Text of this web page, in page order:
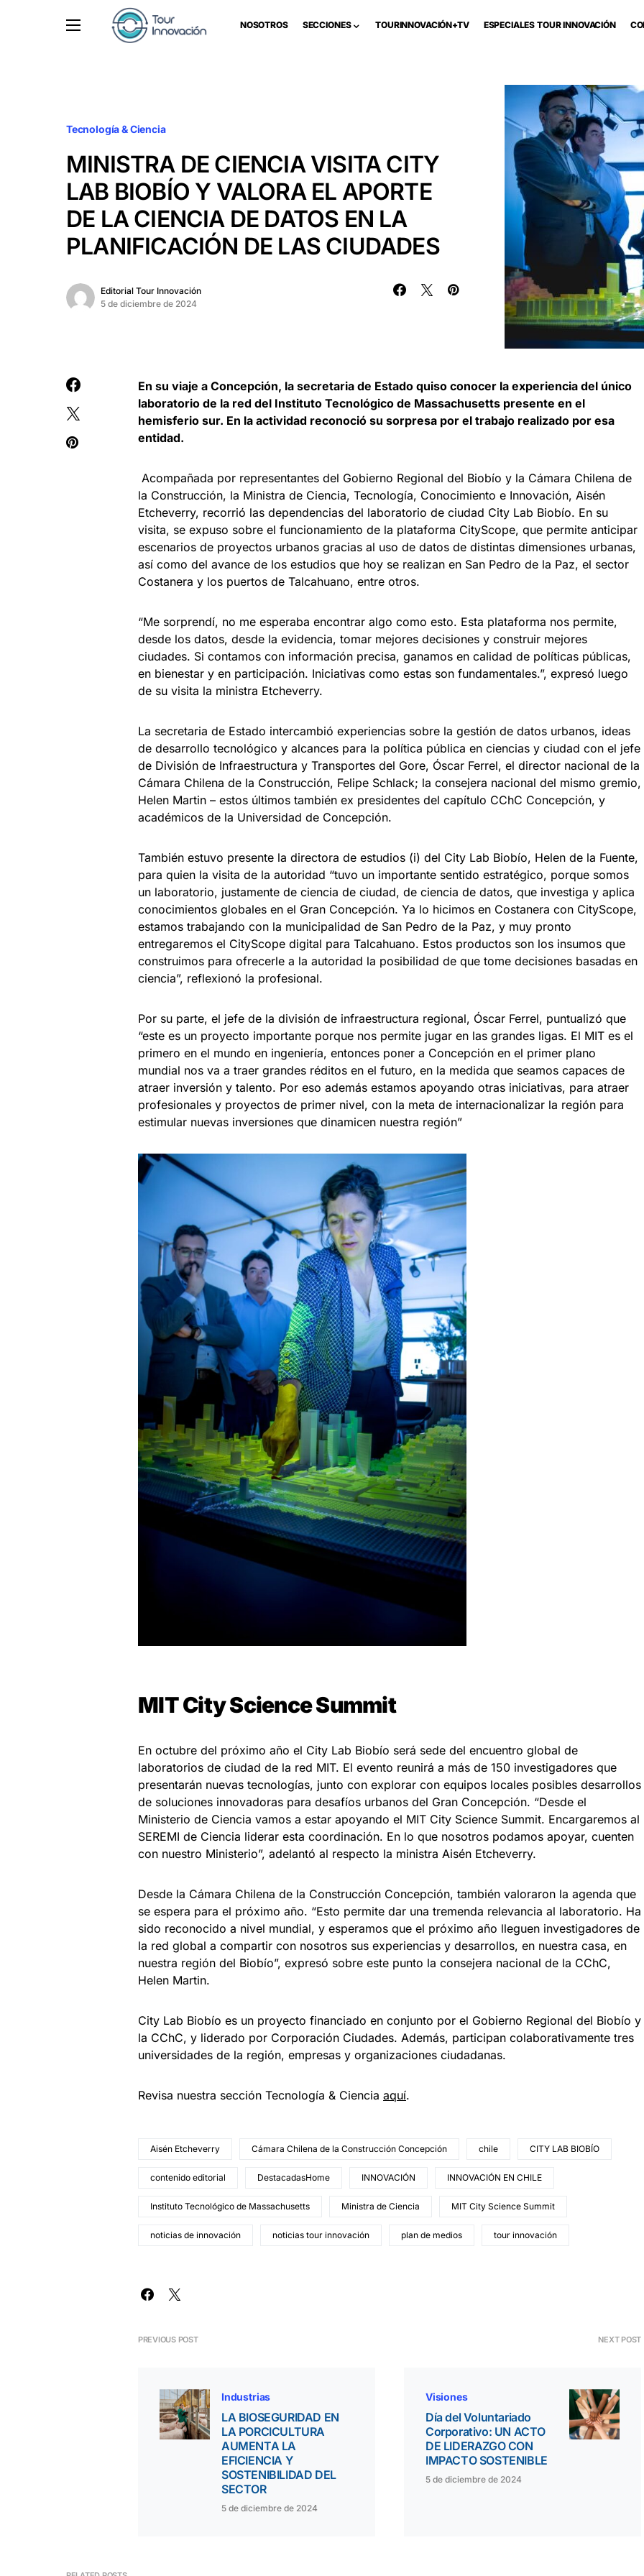
NOSOTROS SECCIONES TOURINNOVACIÓN+TV ESPECIALES TOUR INNOVACIÓN
Tecnología & Ciencia
MINISTRA DE CIENCIA VISITA CITY
LAB BIOBÍO Y VALORA EL APORTE
DE LA CIENCIA DE DATOS EN LA
PLANIFICACIÓN DE LAS CIUDADES
Editorial Tour Innovación
5 de diciembre de 2024
En su viaje a Concepción, la secretaria de Estado quiso conocer la experiencia del único
laboratorio de la red del Instituto Tecnológico de Massachusetts presente en el
hemisferio sur. En la actividad reconoció su sorpresa por el trabajo realizado por esa
entidad.
Acompañada por representantes del Gobierno Regional del Biobío y la Cámara Chilena de
la Construcción, la Ministra de Ciencia, Tecnología, Conocimiento e Innovación, Aisén
Etcheverry, recorrió las dependencias del laboratorio de ciudad City Lab Biobío. En su
visita, se expuso sobre el funcionamiento de la plataforma CityScope, que permite anticipar
escenarios de proyectos urbanos gracias al uso de datos de distintas dimensiones urbanas,
así como del avance de los estudios que hoy se realizan en San Pedro de la Paz, el sector
Costanera y los puertos de Talcahuano, entre otros.
“Me sorprendí, no me esperaba encontrar algo como esto. Esta plataforma nos permite,
desde los datos, desde la evidencia, tomar mejores decisiones y construir mejores
ciudades. Si contamos con información precisa, ganamos en calidad de políticas públicas,
en bienestar y en participación. Iniciativas como estas son fundamentales.”, expresó luego
de su visita la ministra Etcheverry.
La secretaria de Estado intercambió experiencias sobre la gestión de datos urbanos, ideas
de desarrollo tecnológico y alcances para la política pública en ciencias y ciudad con el jefe
de División de Infraestructura y Transportes del Gore, Óscar Ferrel, el director nacional de la
Cámara Chilena de la Construcción, Felipe Schlack; la consejera nacional del mismo gremio,
Helen Martin – estos últimos también ex presidentes del capítulo CChC Concepción, y
académicos de la Universidad de Concepción.
También estuvo presente la directora de estudios (i) del City Lab Biobío, Helen de la Fuente,
para quien la visita de la autoridad “tuvo un importante sentido estratégico, porque somos
un laboratorio, justamente de ciencia de ciudad, de ciencia de datos, que investiga y aplica
conocimientos globales en el Gran Concepción. Ya lo hicimos en Costanera con CityScope,
estamos trabajando con la municipalidad de San Pedro de la Paz, y muy pronto
entregaremos el CityScope digital para Talcahuano. Estos productos son los insumos que
construimos para ofrecerle a la autoridad la posibilidad de que tome decisiones basadas en
ciencia”, reflexionó la profesional.
Por su parte, el jefe de la división de infraestructura regional, Óscar Ferrel, puntualizó que
“este es un proyecto importante porque nos permite jugar en las grandes ligas. El MIT es el
primero en el mundo en ingeniería, entonces poner a Concepción en el primer plano
mundial nos va a traer grandes réditos en el futuro, en la medida que seamos capaces de
atraer inversión y talento. Por eso además estamos apoyando otras iniciativas, para atraer
profesionales y proyectos de primer nivel, con la meta de internacionalizar la región para
estimular nuevas inversiones que dinamicen nuestra región”
MIT City Science Summit
En octubre del próximo año el City Lab Biobío será sede del encuentro global de
laboratorios de ciudad de la red MIT. El evento reunirá a más de 150 investigadores que
presentarán nuevas tecnologías, junto con explorar con equipos locales posibles desarrollos
de soluciones innovadoras para desafíos urbanos del Gran Concepción. “Desde el
Ministerio de Ciencia vamos a estar apoyando el MIT City Science Summit. Encargaremos al
SEREMI de Ciencia liderar esta coordinación. En lo que nosotros podamos apoyar, cuenten
con nuestro Ministerio”, adelantó al respecto la ministra Aisén Etcheverry.
Desde la Cámara Chilena de la Construcción Concepción, también valoraron la agenda que
se espera para el próximo año. “Esto permite dar una tremenda relevancia al laboratorio. Ha
sido reconocido a nivel mundial, y esperamos que el próximo año lleguen investigadores de
la red global a compartir con nosotros sus experiencias y desarrollos, en nuestra casa, en
nuestra región del Biobío”, expresó sobre este punto la consejera nacional de la CChC,
Helen Martin.
City Lab Biobío es un proyecto financiado en conjunto por el Gobierno Regional del Biobío y
la CChC, y liderado por Corporación Ciudades. Además, participan colaborativamente tres
universidades de la región, empresas y organizaciones ciudadanas.
Revisa nuestra sección Tecnología & Ciencia aquí.
Aisén Etcheverry Cámara Chilena de la Construcción Concepción chile CITY LAB BIOBÍO
contenido editorial DestacadasHome INNOVACIÓN INNOVACIÓN EN CHILE
Instituto Tecnológico de Massachusetts Ministra de Ciencia MIT City Science Summit
noticias de innovación noticias tour innovación plan de medios tour innovación
PREVIOUS POST
Industrias
LA BIOSEGURIDAD EN
LA PORCICULTURA
AUMENTA LA
EFICIENCIA Y
SOSTENIBILIDAD DEL
SECTOR
5 de diciembre de 2024
NEXT POST
Visiones
Día del Voluntariado
Corporativo: UN ACTO
DE LIDERAZGO CON
IMPACTO SOSTENIBLE
5 de diciembre de 2024